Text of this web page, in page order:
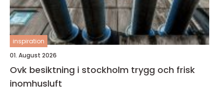
inspiration
01. August 2026
Ovk besiktning i stockholm trygg och frisk
inomhusluft